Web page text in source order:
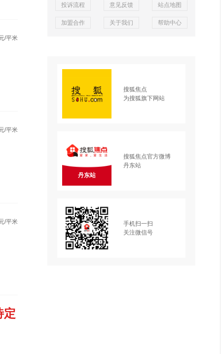
/平米
/平米
/平米
定
投诉流程 意见反馈 站点地图
加盟合作 关于我们 帮助中心
搜狐焦点
为搜狐旗下网站
丹东站
搜狐焦点官方微博
丹东站
手机扫一扫
关注微信号